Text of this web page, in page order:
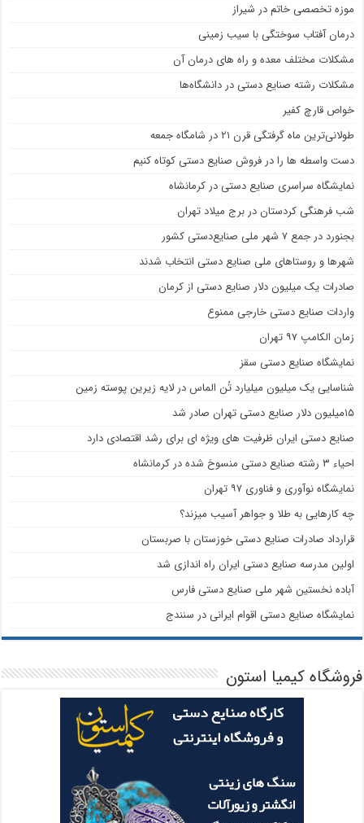
موزه تخصصی خاتم در شیراز
درمان آفتاب سوختگی با سیب زمینی
مشکلات مختلف معده و راه های درمان آن
مشکلات رشته صنایع دستی در دانشگاه‌ها
خواص قارچ کفیر
طولانی‌ترین ماه گرفتگی قرن ۲۱ در شامگاه جمعه
دست واسطه ها را در فروش صنایع دستی کوتاه کنیم
نمایشگاه سراسری صنایع دستی در کرمانشاه
شب فرهنگی کردستان در برج میلاد تهران
بجنورد در جمع ۷ شهر ملی صنایع‌دستی کشور
شهر‌ها و روستا‌های ملی صنایع‌ دستی انتخاب شدند
صادرات یک میلیون دلار صنایع دستی از کرمان
واردات صنایع دستی خارجی ممنوع
زمان الکامپ ۹۷ تهران
نمایشگاه صنایع دستی سقز
شناسایی یک میلیون میلیارد تُن الماس در لایه زیرین پوسته زمین
۱۵میلیون دلار صنایع دستی تهران صادر شد
صنایع دستی ایران ظرفیت های ویژه ای برای رشد اقتصادی دارد
احیاء ۳ رشته صنایع دستی منسوخ شده در کرمانشاه
نمایشگاه نوآوری و فناوری ۹۷ تهران
چه کارهایی به طلا و جواهر آسیب میزند؟
قرارداد صادرات صنایع دستی خوزستان با صربستان
اولین مدرسه صنایع دستی ایران راه اندازی شد
آباده نخستین شهر ملی صنایع دستی فارس
نمایشگاه صنایع دستی اقوام ایرانی در سنندج
فروشگاه کیمیا استون